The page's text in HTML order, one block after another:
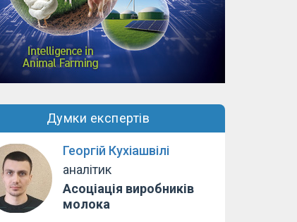
Думки експертів
Георгій Кухіашвілі
аналітик
Асоціація виробників
молока